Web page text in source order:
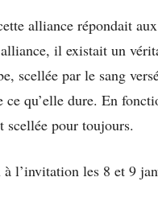
alliance répondait
il existait un
scellée par le sang
qu’elle dure. En
scellée pour toujours.
à l’invitation les 8 et 9